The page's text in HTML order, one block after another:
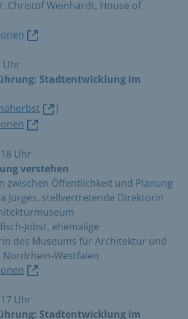
Christof Weinhardt, House of
Uhr
Stadtentwicklung im
)
Uhr
verstehen
zwischen Öffentlichkeit und Planung
Jürges, stellvertretende Direktorin
Jobst, ehemalige
des Museums für Architektur und
Westfalen
Uhr
Stadtentwicklung im